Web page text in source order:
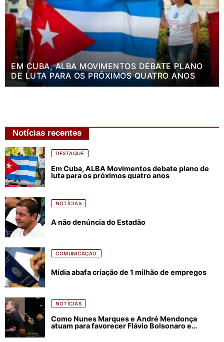
EM CUBA, ALBA MOVIMENTOS DEBATE PLANO
DE LUTA PARA OS PRÓXIMOS QUATRO ANOS
Notícias recentes
DESTAQUE
Em Cuba, ALBA Movimentos debate plano de
luta para os próximos quatro anos
NOTÍCIAS
A não denúncia do Estadão
COMUNICAÇÃO
Mídia abafa criação de 1 milhão de empregos
NOTÍCIAS
Como Nunes Marques e André Mendonça
atuam para favorecer Flávio Bolsonaro e